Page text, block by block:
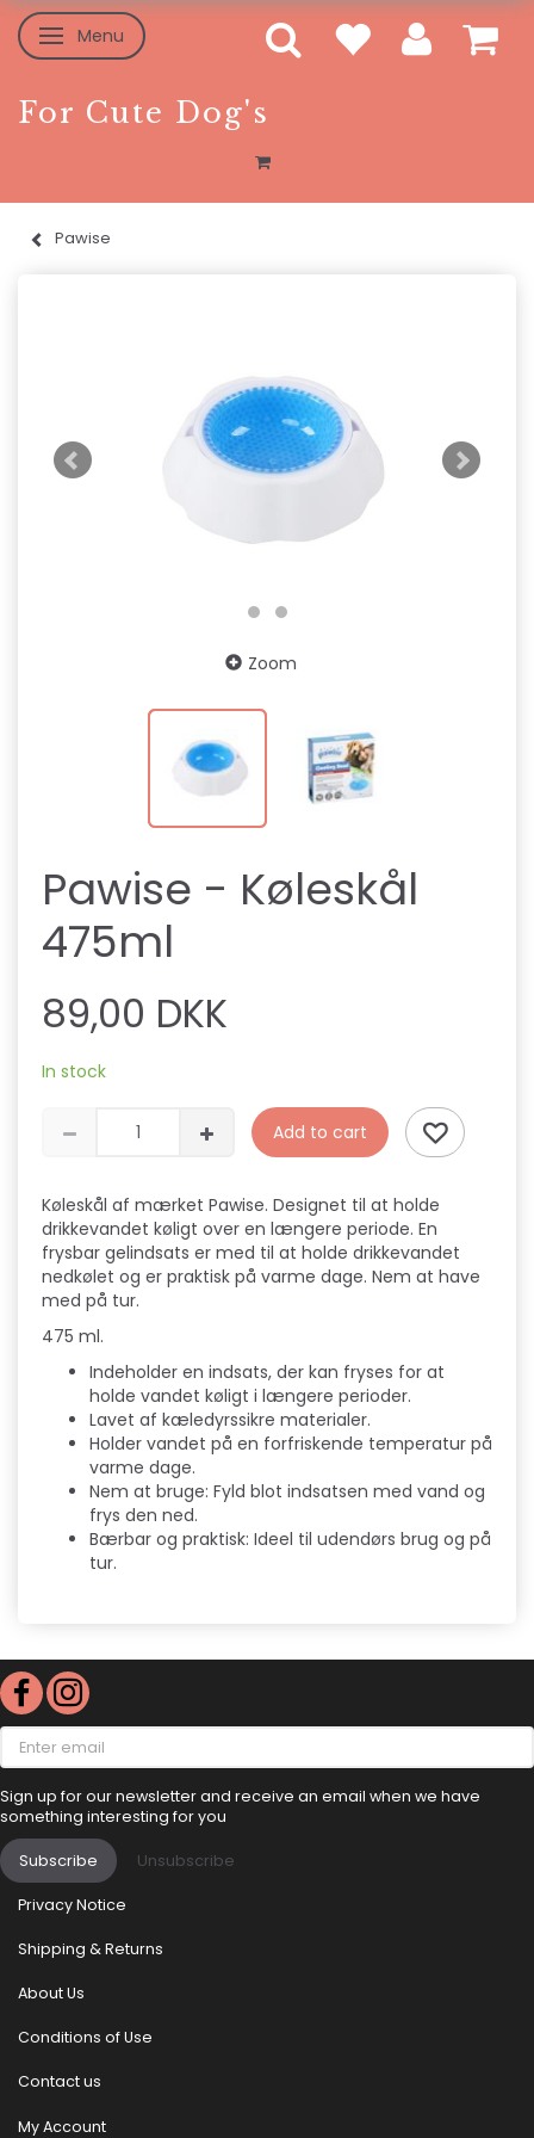
Toggle navigation
Menu
For Cute Dog's
Pawise
Zoom
Pawise - Køleskål
475ml
89,00 DKK
In stock
Add to cart
Køleskål af mærket Pawise. Designet til at holde
drikkevandet køligt over en længere periode. En
frysbar gelindsats er med til at holde drikkevandet
nedkølet og er praktisk på varme dage. Nem at have
med på tur.
475 ml.
Indeholder en indsats, der kan fryses for at
holde vandet køligt i længere perioder.
Lavet af kæledyrssikre materialer.
Holder vandet på en forfriskende temperatur på
varme dage.
Nem at bruge: Fyld blot indsatsen med vand og
frys den ned.
Bærbar og praktisk: Ideel til udendørs brug og på
tur.
Enter
email
Sign up for our newsletter and receive an email when we have
something interesting for you
Subscribe Unsubscribe
Privacy Notice
Shipping & Returns
About Us
Conditions of Use
Contact us
My Account